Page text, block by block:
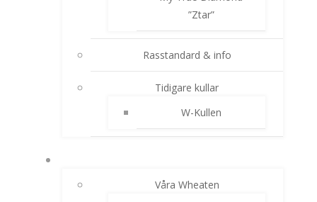
”Ztar”
Rasstandard & info
Tidigare kullar
W-Kullen
Våra Wheaten